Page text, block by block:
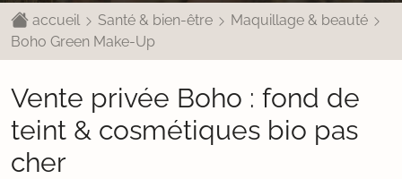
accueil Santé & bien-être
Maquillage & beauté
Boho Green Make-Up
Vente privée Boho : fond de
teint & cosmétiques bio pas
cher